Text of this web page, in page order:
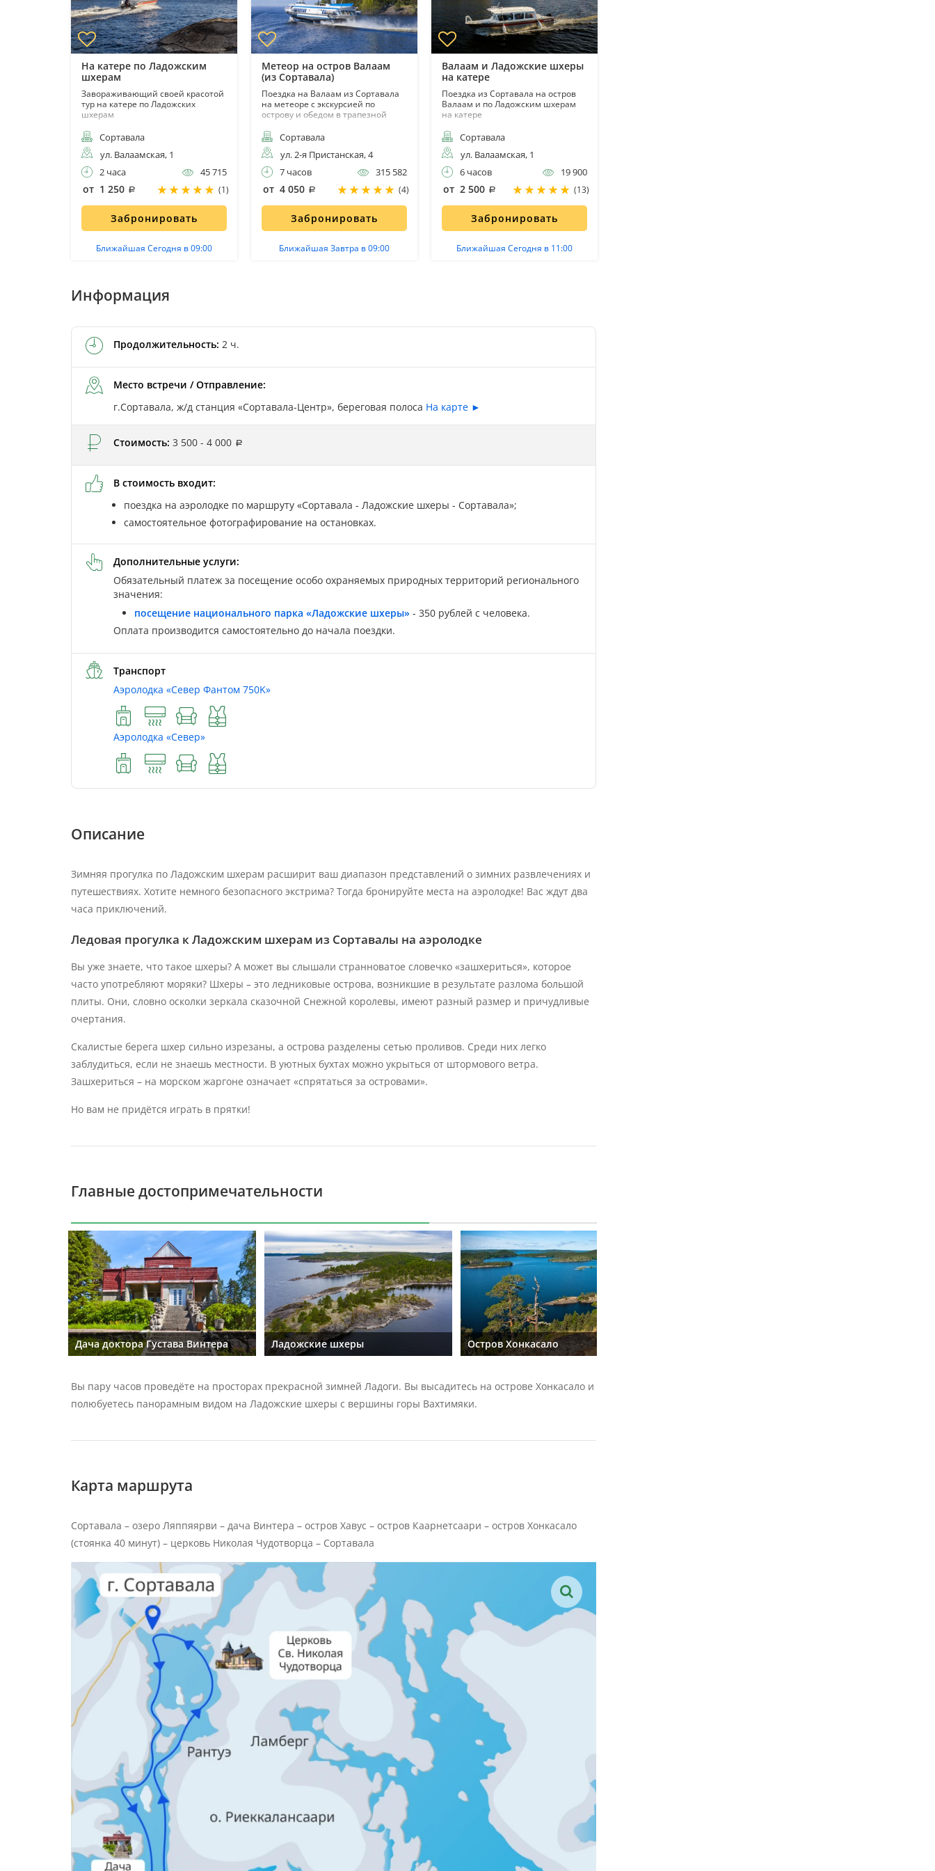
На катере по Ладожским
шхерам
Завораживающий своей красотой
тур на катере по Ладожских
шхерам
Сортавала
ул. Валаамская, 1
2 часа
45 715
от 1 250 (1)
Забронировать
Ближайшая Сегодня в 09:00
Метеор на остров Валаам
(из Сортавала)
Поездка на Валаам из Сортавала
на метеоре с экскурсией по
острову и обедом в трапезной
Сортавала
ул. 2-я Пристанская, 4
7 часов
315 582
от 4 050 (4)
Забронировать
Ближайшая Завтра в 09:00
Валаам и Ладожские шхеры
на катере
Поездка из Сортавала на остров
Валаам и по Ладожским шхерам
на катере
Сортавала
ул. Валаамская, 1
6 часов
19 900
от 2 500 (13)
Забронировать
Ближайшая Сегодня в 11:00
Информация
Продолжительность: 2 ч.
Место встречи / Отправление:
г.Сортавала, ж/д станция «Сортавала-Центр», береговая полоса На карте ►
Стоимость: 3 500 - 4 000
В стоимость входит:
поездка на аэролодке по маршруту «Сортавала - Ладожские шхеры - Сортавала»;
самостоятельное фотографирование на остановках.
Дополнительные услуги:
Обязательный платеж за посещение особо охраняемых природных территорий регионального
значения:
посещение национального парка «Ладожские шхеры» - 350 рублей с человека.
Оплата производится самостоятельно до начала поездки.
Транспорт
Аэролодка «Север Фантом 750K»
Аэролодка «Север»
Описание
Зимняя прогулка по Ладожским шхерам расширит ваш диапазон представлений о зимних развлечениях и
путешествиях. Хотите немного безопасного экстрима? Тогда бронируйте места на аэролодке! Вас ждут два
часа приключений.
Ледовая прогулка к Ладожским шхерам из Сортавалы на аэролодке
Вы уже знаете, что такое шхеры? А может вы слышали странноватое словечко «зашхериться», которое
часто употребляют моряки? Шхеры – это ледниковые острова, возникшие в результате разлома большой
плиты. Они, словно осколки зеркала сказочной Снежной королевы, имеют разный размер и причудливые
очертания.
Скалистые берега шхер сильно изрезаны, а острова разделены сетью проливов. Среди них легко
заблудиться, если не знаешь местности. В уютных бухтах можно укрыться от штормового ветра.
Зашхериться – на морском жаргоне означает «спрятаться за островами».
Но вам не придётся играть в прятки!
Главные достопримечательности
Дача доктора Густава Винтера Ладожские шхеры Остров Хонкасало
Вы пару часов проведёте на просторах прекрасной зимней Ладоги. Вы высадитесь на острове Хонкасало и
полюбуетесь панорамным видом на Ладожские шхеры с вершины горы Вахтимяки.
Карта маршрута
Сортавала – озеро Ляппяярви – дача Винтера – остров Хавус – остров Каарнетсаари – остров Хонкасало
(стоянка 40 минут) – церковь Николая Чудотворца – Сортавала